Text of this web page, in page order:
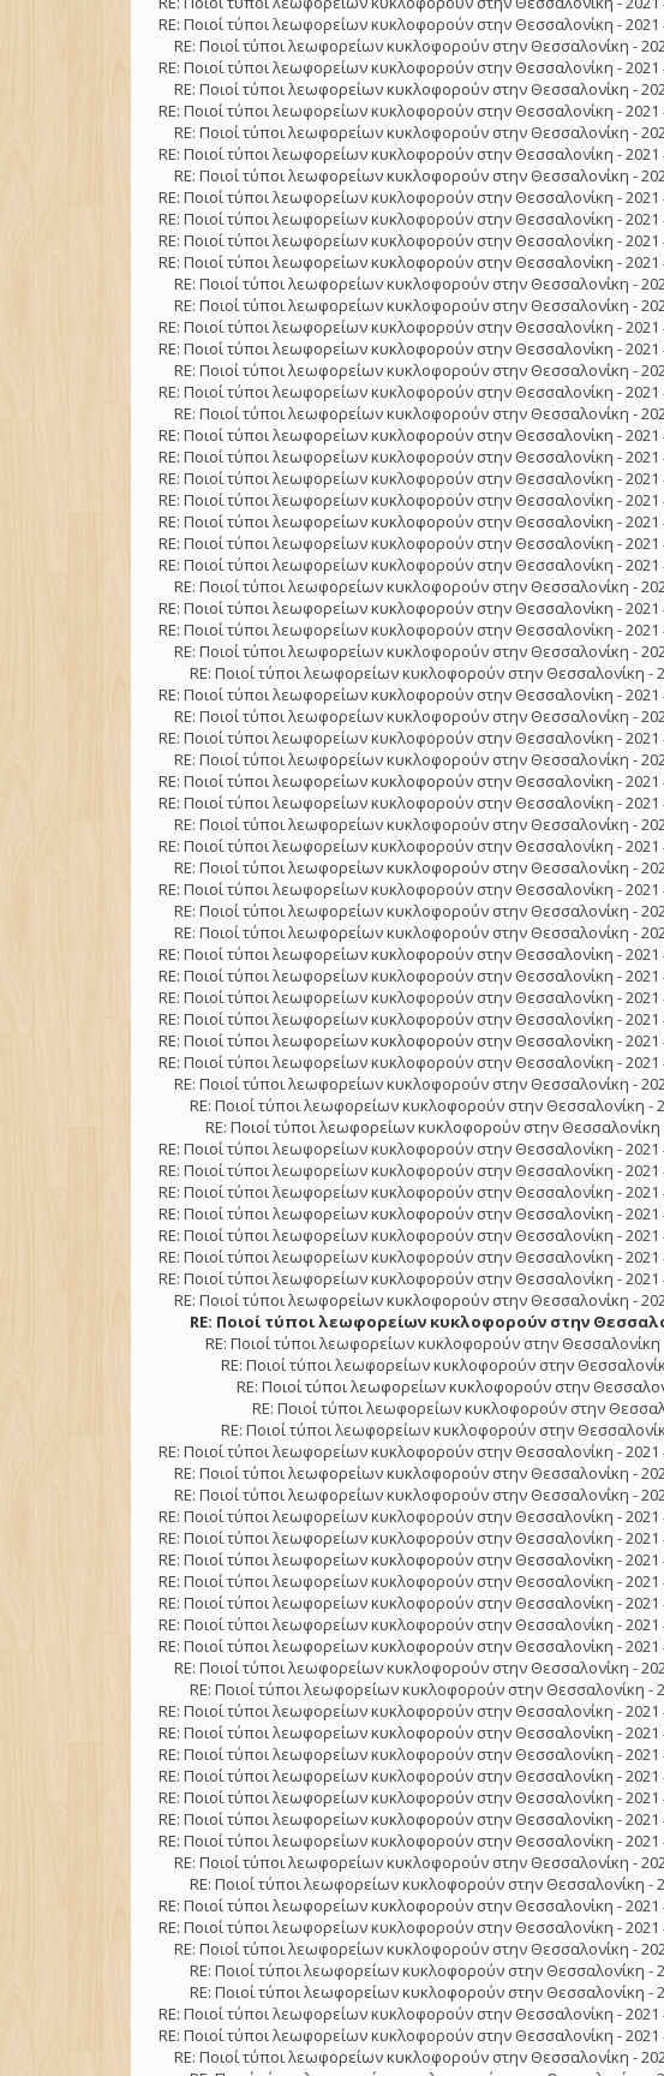
RE: Ποιοί τύποι λεωφορείων κυκλοφορούν στην Θεσσαλονίκη - 2021
RE: Ποιοί τύποι λεωφορείων κυκλοφορούν στην Θεσσαλονίκη -
RE: Ποιοί τύποι λεωφορείων κυκλοφορούν στην Θεσσαλονίκη - 2021
RE: Ποιοί τύποι λεωφορείων κυκλοφορούν στην Θεσσαλονίκη -
RE: Ποιοί τύποι λεωφορείων κυκλοφορούν στην Θεσσαλονίκη - 2021
RE: Ποιοί τύποι λεωφορείων κυκλοφορούν στην Θεσσαλονίκη -
RE: Ποιοί τύποι λεωφορείων κυκλοφορούν στην Θεσσαλονίκη - 2021
RE: Ποιοί τύποι λεωφορείων κυκλοφορούν στην Θεσσαλονίκη -
RE: Ποιοί τύποι λεωφορείων κυκλοφορούν στην Θεσσαλονίκη - 2021
RE: Ποιοί τύποι λεωφορείων κυκλοφορούν στην Θεσσαλονίκη - 2021
RE: Ποιοί τύποι λεωφορείων κυκλοφορούν στην Θεσσαλονίκη - 2021
RE: Ποιοί τύποι λεωφορείων κυκλοφορούν στην Θεσσαλονίκη - 2021
RE: Ποιοί τύποι λεωφορείων κυκλοφορούν στην Θεσσαλονίκη -
RE: Ποιοί τύποι λεωφορείων κυκλοφορούν στην Θεσσαλονίκη -
RE: Ποιοί τύποι λεωφορείων κυκλοφορούν στην Θεσσαλονίκη - 2021
RE: Ποιοί τύποι λεωφορείων κυκλοφορούν στην Θεσσαλονίκη - 2021
RE: Ποιοί τύποι λεωφορείων κυκλοφορούν στην Θεσσαλονίκη -
RE: Ποιοί τύποι λεωφορείων κυκλοφορούν στην Θεσσαλονίκη - 2021
RE: Ποιοί τύποι λεωφορείων κυκλοφορούν στην Θεσσαλονίκη -
RE: Ποιοί τύποι λεωφορείων κυκλοφορούν στην Θεσσαλονίκη - 2021
RE: Ποιοί τύποι λεωφορείων κυκλοφορούν στην Θεσσαλονίκη - 2021
RE: Ποιοί τύποι λεωφορείων κυκλοφορούν στην Θεσσαλονίκη - 2021
RE: Ποιοί τύποι λεωφορείων κυκλοφορούν στην Θεσσαλονίκη - 2021
RE: Ποιοί τύποι λεωφορείων κυκλοφορούν στην Θεσσαλονίκη - 2021
RE: Ποιοί τύποι λεωφορείων κυκλοφορούν στην Θεσσαλονίκη - 2021
RE: Ποιοί τύποι λεωφορείων κυκλοφορούν στην Θεσσαλονίκη - 2021
RE: Ποιοί τύποι λεωφορείων κυκλοφορούν στην Θεσσαλονίκη -
RE: Ποιοί τύποι λεωφορείων κυκλοφορούν στην Θεσσαλονίκη - 2021
RE: Ποιοί τύποι λεωφορείων κυκλοφορούν στην Θεσσαλονίκη - 2021
RE: Ποιοί τύποι λεωφορείων κυκλοφορούν στην Θεσσαλονίκη -
RE: Ποιοί τύποι λεωφορείων κυκλοφορούν στην Θεσσαλονίκη -
RE: Ποιοί τύποι λεωφορείων κυκλοφορούν στην Θεσσαλονίκη - 2021
RE: Ποιοί τύποι λεωφορείων κυκλοφορούν στην Θεσσαλονίκη -
RE: Ποιοί τύποι λεωφορείων κυκλοφορούν στην Θεσσαλονίκη - 2021
RE: Ποιοί τύποι λεωφορείων κυκλοφορούν στην Θεσσαλονίκη -
RE: Ποιοί τύποι λεωφορείων κυκλοφορούν στην Θεσσαλονίκη - 2021
RE: Ποιοί τύποι λεωφορείων κυκλοφορούν στην Θεσσαλονίκη - 2021
RE: Ποιοί τύποι λεωφορείων κυκλοφορούν στην Θεσσαλονίκη -
RE: Ποιοί τύποι λεωφορείων κυκλοφορούν στην Θεσσαλονίκη - 2021
RE: Ποιοί τύποι λεωφορείων κυκλοφορούν στην Θεσσαλονίκη -
RE: Ποιοί τύποι λεωφορείων κυκλοφορούν στην Θεσσαλονίκη - 2021
RE: Ποιοί τύποι λεωφορείων κυκλοφορούν στην Θεσσαλονίκη -
RE: Ποιοί τύποι λεωφορείων κυκλοφορούν στην Θεσσαλονίκη -
RE: Ποιοί τύποι λεωφορείων κυκλοφορούν στην Θεσσαλονίκη - 2021
RE: Ποιοί τύποι λεωφορείων κυκλοφορούν στην Θεσσαλονίκη - 2021
RE: Ποιοί τύποι λεωφορείων κυκλοφορούν στην Θεσσαλονίκη - 2021
RE: Ποιοί τύποι λεωφορείων κυκλοφορούν στην Θεσσαλονίκη - 2021
RE: Ποιοί τύποι λεωφορείων κυκλοφορούν στην Θεσσαλονίκη - 2021
RE: Ποιοί τύποι λεωφορείων κυκλοφορούν στην Θεσσαλονίκη - 2021
RE: Ποιοί τύποι λεωφορείων κυκλοφορούν στην Θεσσαλονίκη -
RE: Ποιοί τύποι λεωφορείων κυκλοφορούν στην Θεσσαλονίκη -
RE: Ποιοί τύποι λεωφορείων κυκλοφορούν στην Θεσσαλονίκη
RE: Ποιοί τύποι λεωφορείων κυκλοφορούν στην Θεσσαλονίκη - 2021
RE: Ποιοί τύποι λεωφορείων κυκλοφορούν στην Θεσσαλονίκη - 2021
RE: Ποιοί τύποι λεωφορείων κυκλοφορούν στην Θεσσαλονίκη - 2021
RE: Ποιοί τύποι λεωφορείων κυκλοφορούν στην Θεσσαλονίκη - 2021
RE: Ποιοί τύποι λεωφορείων κυκλοφορούν στην Θεσσαλονίκη - 2021
RE: Ποιοί τύποι λεωφορείων κυκλοφορούν στην Θεσσαλονίκη - 2021
RE: Ποιοί τύποι λεωφορείων κυκλοφορούν στην Θεσσαλονίκη - 2021
RE: Ποιοί τύποι λεωφορείων κυκλοφορούν στην Θεσσαλονίκη -
RE: Ποιοί τύποι λεωφορείων κυκλοφορούν στην
RE: Ποιοί τύποι λεωφορείων κυκλοφορούν στην Θεσσαλονίκη
RE: Ποιοί τύποι λεωφορείων κυκλοφορούν στην
RE: Ποιοί τύποι λεωφορείων κυκλοφορούν στην
RE: Ποιοί τύποι λεωφορείων κυκλοφορούν στην
RE: Ποιοί τύποι λεωφορείων κυκλοφορούν στην
RE: Ποιοί τύποι λεωφορείων κυκλοφορούν στην Θεσσαλονίκη - 2021
RE: Ποιοί τύποι λεωφορείων κυκλοφορούν στην Θεσσαλονίκη -
RE: Ποιοί τύποι λεωφορείων κυκλοφορούν στην Θεσσαλονίκη -
RE: Ποιοί τύποι λεωφορείων κυκλοφορούν στην Θεσσαλονίκη - 2021
RE: Ποιοί τύποι λεωφορείων κυκλοφορούν στην Θεσσαλονίκη - 2021
RE: Ποιοί τύποι λεωφορείων κυκλοφορούν στην Θεσσαλονίκη - 2021
RE: Ποιοί τύποι λεωφορείων κυκλοφορούν στην Θεσσαλονίκη - 2021
RE: Ποιοί τύποι λεωφορείων κυκλοφορούν στην Θεσσαλονίκη - 2021
RE: Ποιοί τύποι λεωφορείων κυκλοφορούν στην Θεσσαλονίκη - 2021
RE: Ποιοί τύποι λεωφορείων κυκλοφορούν στην Θεσσαλονίκη - 2021
RE: Ποιοί τύποι λεωφορείων κυκλοφορούν στην Θεσσαλονίκη -
RE: Ποιοί τύποι λεωφορείων κυκλοφορούν στην Θεσσαλονίκη -
RE: Ποιοί τύποι λεωφορείων κυκλοφορούν στην Θεσσαλονίκη - 2021
RE: Ποιοί τύποι λεωφορείων κυκλοφορούν στην Θεσσαλονίκη - 2021
RE: Ποιοί τύποι λεωφορείων κυκλοφορούν στην Θεσσαλονίκη - 2021
RE: Ποιοί τύποι λεωφορείων κυκλοφορούν στην Θεσσαλονίκη - 2021
RE: Ποιοί τύποι λεωφορείων κυκλοφορούν στην Θεσσαλονίκη - 2021
RE: Ποιοί τύποι λεωφορείων κυκλοφορούν στην Θεσσαλονίκη - 2021
RE: Ποιοί τύποι λεωφορείων κυκλοφορούν στην Θεσσαλονίκη - 2021
RE: Ποιοί τύποι λεωφορείων κυκλοφορούν στην Θεσσαλονίκη -
RE: Ποιοί τύποι λεωφορείων κυκλοφορούν στην Θεσσαλονίκη -
RE: Ποιοί τύποι λεωφορείων κυκλοφορούν στην Θεσσαλονίκη - 2021
RE: Ποιοί τύποι λεωφορείων κυκλοφορούν στην Θεσσαλονίκη - 2021
RE: Ποιοί τύποι λεωφορείων κυκλοφορούν στην Θεσσαλονίκη -
RE: Ποιοί τύποι λεωφορείων κυκλοφορούν στην Θεσσαλονίκη -
RE: Ποιοί τύποι λεωφορείων κυκλοφορούν στην Θεσσαλονίκη -
RE: Ποιοί τύποι λεωφορείων κυκλοφορούν στην Θεσσαλονίκη - 2021
RE: Ποιοί τύποι λεωφορείων κυκλοφορούν στην Θεσσαλονίκη - 2021
RE: Ποιοί τύποι λεωφορείων κυκλοφορούν στην Θεσσαλονίκη -